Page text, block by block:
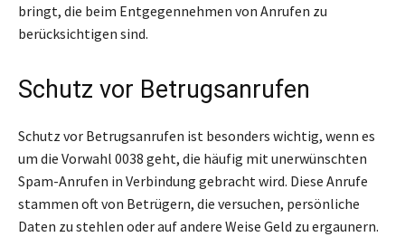
bringt, die beim Entgegennehmen von Anrufen zu
berücksichtigen sind.
Schutz vor Betrugsanrufen
Schutz vor Betrugsanrufen ist besonders wichtig, wenn es
um die Vorwahl 0038 geht, die häufig mit unerwünschten
Spam-Anrufen in Verbindung gebracht wird. Diese Anrufe
stammen oft von Betrügern, die versuchen, persönliche
Daten zu stehlen oder auf andere Weise Geld zu ergaunern.